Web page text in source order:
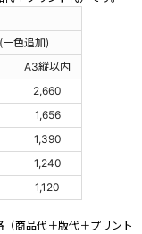
一色追加)
A3縦以内
2,660
1,656
1,390
1,240
1,120
商品代＋版代＋プリント